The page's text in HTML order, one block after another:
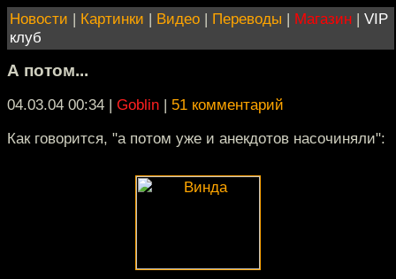
Новости | Картинки | Видео | Переводы | Магазин | VIP
клуб
А потом...
04.03.04 00:34 | Goblin | 51 комментарий
Как говорится, "а потом уже и анекдотов насочиняли":